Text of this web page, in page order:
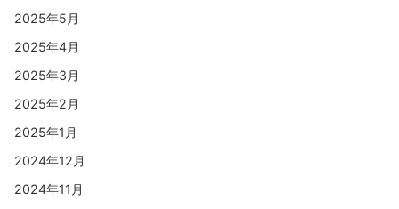
2025年5月
2025年4月
2025年3月
2025年2月
2025年1月
2024年12月
2024年11月